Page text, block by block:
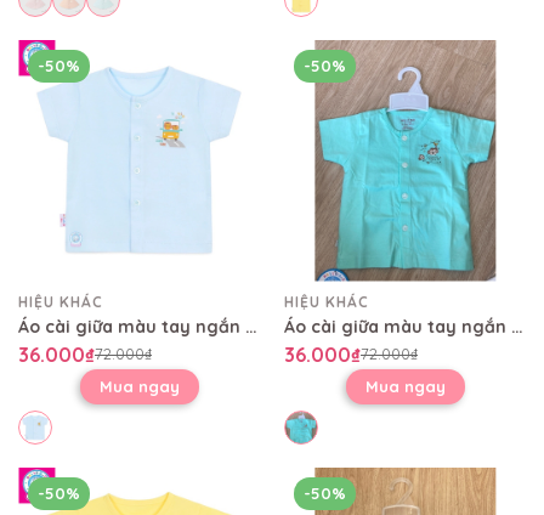
-50%
HIỆU KHÁC
Áo cài giữa màu tay ngắn AL0004
36.000₫72.000₫
Mua ngay
-50%
HIỆU KHÁC
Áo cài giữa màu tay ngắn AL0004
36.000₫72.000₫
Mua ngay
-50% -50%